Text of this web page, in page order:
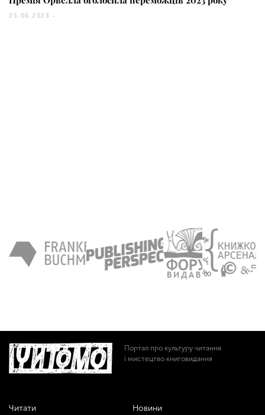
25.06.2023 -
Портал про культуру читання
і мистецтво книговидання
Читати Новини